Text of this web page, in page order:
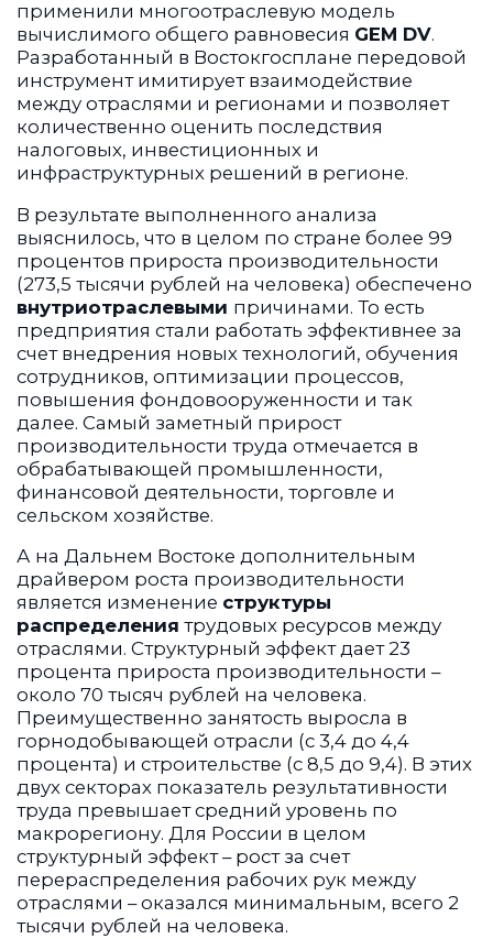
применили многоотраслевую модель
вычислимого общего равновесия GEM DV.
Разработанный в Востокгосплане передовой
инструмент имитирует взаимодействие
между отраслями и регионами и позволяет
количественно оценить последствия
налоговых, инвестиционных и
инфраструктурных решений в регионе.
В результате выполненного анализа
выяснилось, что в целом по стране более 99
процентов прироста производительности
(273,5 тысячи рублей на человека) обеспечено
внутриотраслевыми причинами. То есть
предприятия стали работать эффективнее за
счет внедрения новых технологий, обучения
сотрудников, оптимизации процессов,
повышения фондовооруженности и так
далее. Самый заметный прирост
производительности труда отмечается в
обрабатывающей промышленности,
финансовой деятельности, торговле и
сельском хозяйстве.
А на Дальнем Востоке дополнительным
драйвером роста производительности
является изменение структуры
распределения трудовых ресурсов между
отраслями. Структурный эффект дает 23
процента прироста производительности –
около 70 тысяч рублей на человека.
Преимущественно занятость выросла в
горнодобывающей отрасли (с 3,4 до 4,4
процента) и строительстве (с 8,5 до 9,4). В этих
двух секторах показатель результативности
труда превышает средний уровень по
макрорегиону. Для России в целом
структурный эффект – рост за счет
перераспределения рабочих рук между
отраслями – оказался минимальным, всего 2
тысячи рублей на человека.